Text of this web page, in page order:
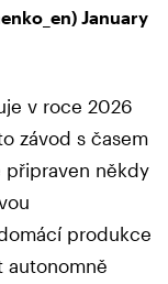
January
v roce 2026
závod s časem
připraven někdy
produkce